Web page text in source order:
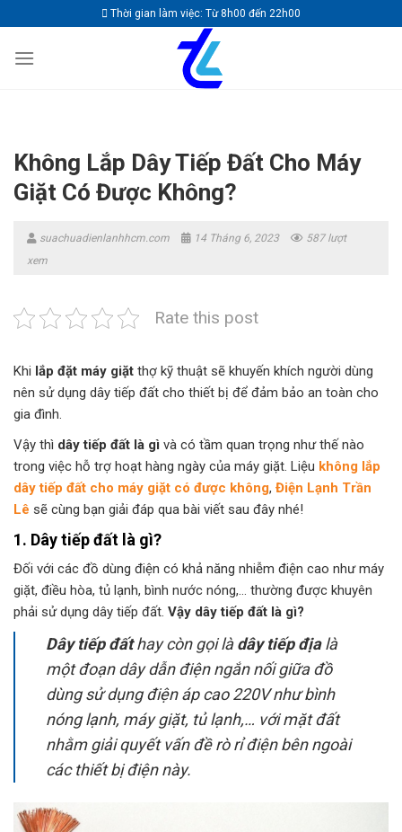
to
content
Thời gian làm việc: Từ 8h00 đến 22h00
Không Lắp Dây Tiếp Đất Cho Máy
Giặt Có Được Không?
suachuadienlanhhcm.com 14 Tháng 6, 2023
587 lượt
xem
Rate this post
Khi lắp đặt máy giặt thợ kỹ thuật sẽ khuyến khích người dùng
nên sử dụng dây tiếp đất cho thiết bị để đảm bảo an toàn cho
gia đình.
Vậy thì dây tiếp đất là gì và có tầm quan trọng như thế nào
trong việc hỗ trợ hoạt hàng ngày của máy giặt. Liệu không lắp
dây tiếp đất cho máy giặt có được không, Điện Lạnh Trần
Lê sẽ cùng bạn giải đáp qua bài viết sau đây nhé!
1. Dây tiếp đất là gì?
Đối với các đồ dùng điện có khả năng nhiễm điện cao như máy
giặt, điều hòa, tủ lạnh, bình nước nóng,… thường được khuyên
phải sử dụng dây tiếp đất. Vậy dây tiếp đất là gì?
Dây tiếp đấthay còn gọi làdây tiếp địalà
một đoạn dây dẫn điện ngắn nối giữa đồ
dùng sử dụng điện áp cao 220V như bình
nóng lạnh, máy giặt, tủ lạnh,… với mặt đất
nhằm giải quyết vấn đề rò rỉ điện bên ngoài
các thiết bị điện này.